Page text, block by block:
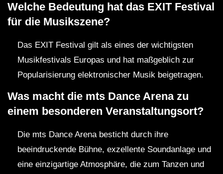
Welche Bedeutung hat das EXIT Festival
für die Musikszene?
Das EXIT Festival gilt als eines der wichtigsten
Musikfestivals Europas und hat maßgeblich zur
Popularisierung elektronischer Musik beigetragen.
Was macht die mts Dance Arena zu
einem besonderen Veranstaltungsort?
Die mts Dance Arena besticht durch ihre
beeindruckende Bühne, exzellente Soundanlage und
eine einzigartige Atmosphäre, die zum Tanzen und